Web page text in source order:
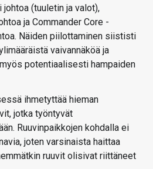
(tuuletin ja valot),
ja Commander Core -
Näiden piilottaminen siististi
vaivannäköä ja
potentiaalisesti hampaiden
ihmetyttää hieman
jotka työntyvät
Ruuvinpaikkojen kohdalla ei
joten varsinaista haittaa
ruuvit olisivat riittäneet